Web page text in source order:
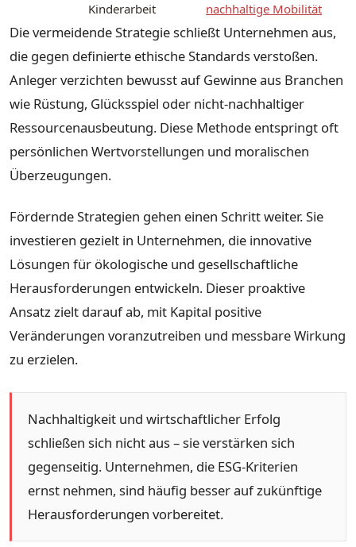
Kinderarbeit nachhaltige Mobilität
Die vermeidende Strategie schließt Unternehmen aus,
die gegen definierte ethische Standards verstoßen.
Anleger verzichten bewusst auf Gewinne aus Branchen
wie Rüstung, Glücksspiel oder nicht-nachhaltiger
Ressourcenausbeutung. Diese Methode entspringt oft
persönlichen Wertvorstellungen und moralischen
Überzeugungen.
Fördernde Strategien gehen einen Schritt weiter. Sie
investieren gezielt in Unternehmen, die innovative
Lösungen für ökologische und gesellschaftliche
Herausforderungen entwickeln. Dieser proaktive
Ansatz zielt darauf ab, mit Kapital positive
Veränderungen voranzutreiben und messbare Wirkung
zu erzielen.
Nachhaltigkeit und wirtschaftlicher Erfolg
schließen sich nicht aus – sie verstärken sich
gegenseitig. Unternehmen, die ESG-Kriterien
ernst nehmen, sind häufig besser auf zukünftige
Herausforderungen vorbereitet.